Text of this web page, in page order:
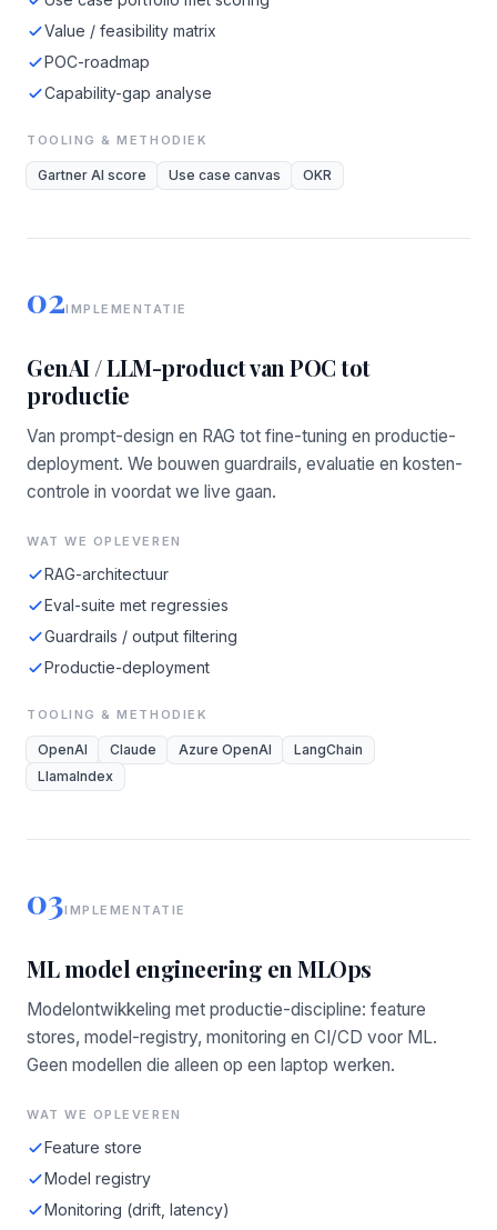
Value / feasibility matrix
POC-roadmap
Capability-gap analyse
TOOLING & METHODIEK
Gartner AI score Use case canvas OKR
02IMPLEMENTATIE
GenAI / LLM-product van POC tot
productie
Van prompt-design en RAG tot fine-tuning en productie-
deployment. We bouwen guardrails, evaluatie en kosten-
controle in voordat we live gaan.
WAT WE OPLEVEREN
RAG-architectuur
Eval-suite met regressies
Guardrails / output filtering
Productie-deployment
TOOLING & METHODIEK
OpenAI Claude Azure OpenAI
LangChain
LlamaIndex
03IMPLEMENTATIE
ML model engineering en MLOps
Modelontwikkeling met productie-discipline: feature
stores, model-registry, monitoring en CI/CD voor ML.
Geen modellen die alleen op een laptop werken.
WAT WE OPLEVEREN
Feature store
Model registry
Monitoring (drift, latency)